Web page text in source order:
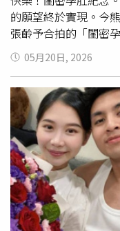
爆料聲稱，林俊傑家
嫂曾透過友人散播與
一步發展；更有網友
來龐大資產恐將由哥
不過，也有另一派網
過去曾多次公開表示
弟感情一直相當深厚
在社群分享一家人聚
臉書上，也依舊保留
可能只是例行整理微
取消追蹤的部份，本
說法，表示大兒子婚
加坡看長輩，另外，
的願望終於實現。今
張齡予合拍的「閨密
字「8」，象徵懷孕8
自己目前已懷孕滿3
入留言區獻上祝福，
到」、「兩位準媽媽
和好友張齡予同秀孕
孕的月數。（圖／翻
05月20日, 2026